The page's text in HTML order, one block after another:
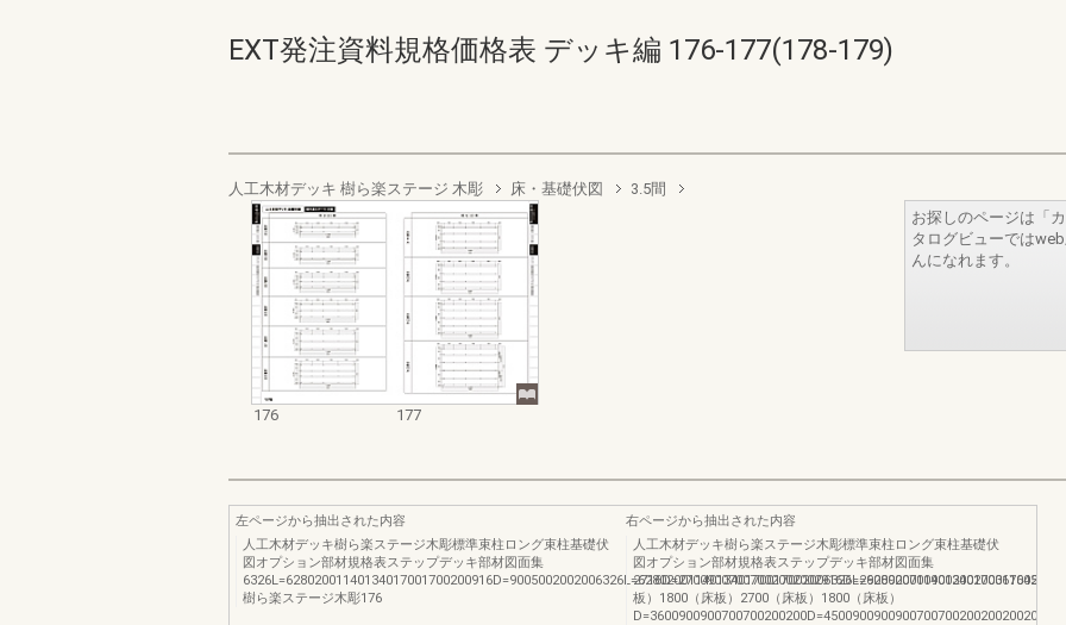
EXT発注資料規格価格表 デッキ編 176-177(178-179)
人工木材デッキ 樹ら楽ステージ 木彫 床・基礎伏図 3.5間
176 177
お探しのページは「
タログビューでは
んになれます。
左ページから抽出された内容
人工木材デッキ樹ら楽ステージ木彫標準束柱ロング束柱基礎伏
図オプション部材規格表ステップデッキ部材図面集
樹ら楽ステージ木彫176
右ページから抽出された内容
人工木材デッキ樹ら楽ステージ木彫標準束柱ロング束柱基礎伏
図オプション部材規格表ステップデッキ部材図面集
板）1800（床板）2700（床板）1800（床板）